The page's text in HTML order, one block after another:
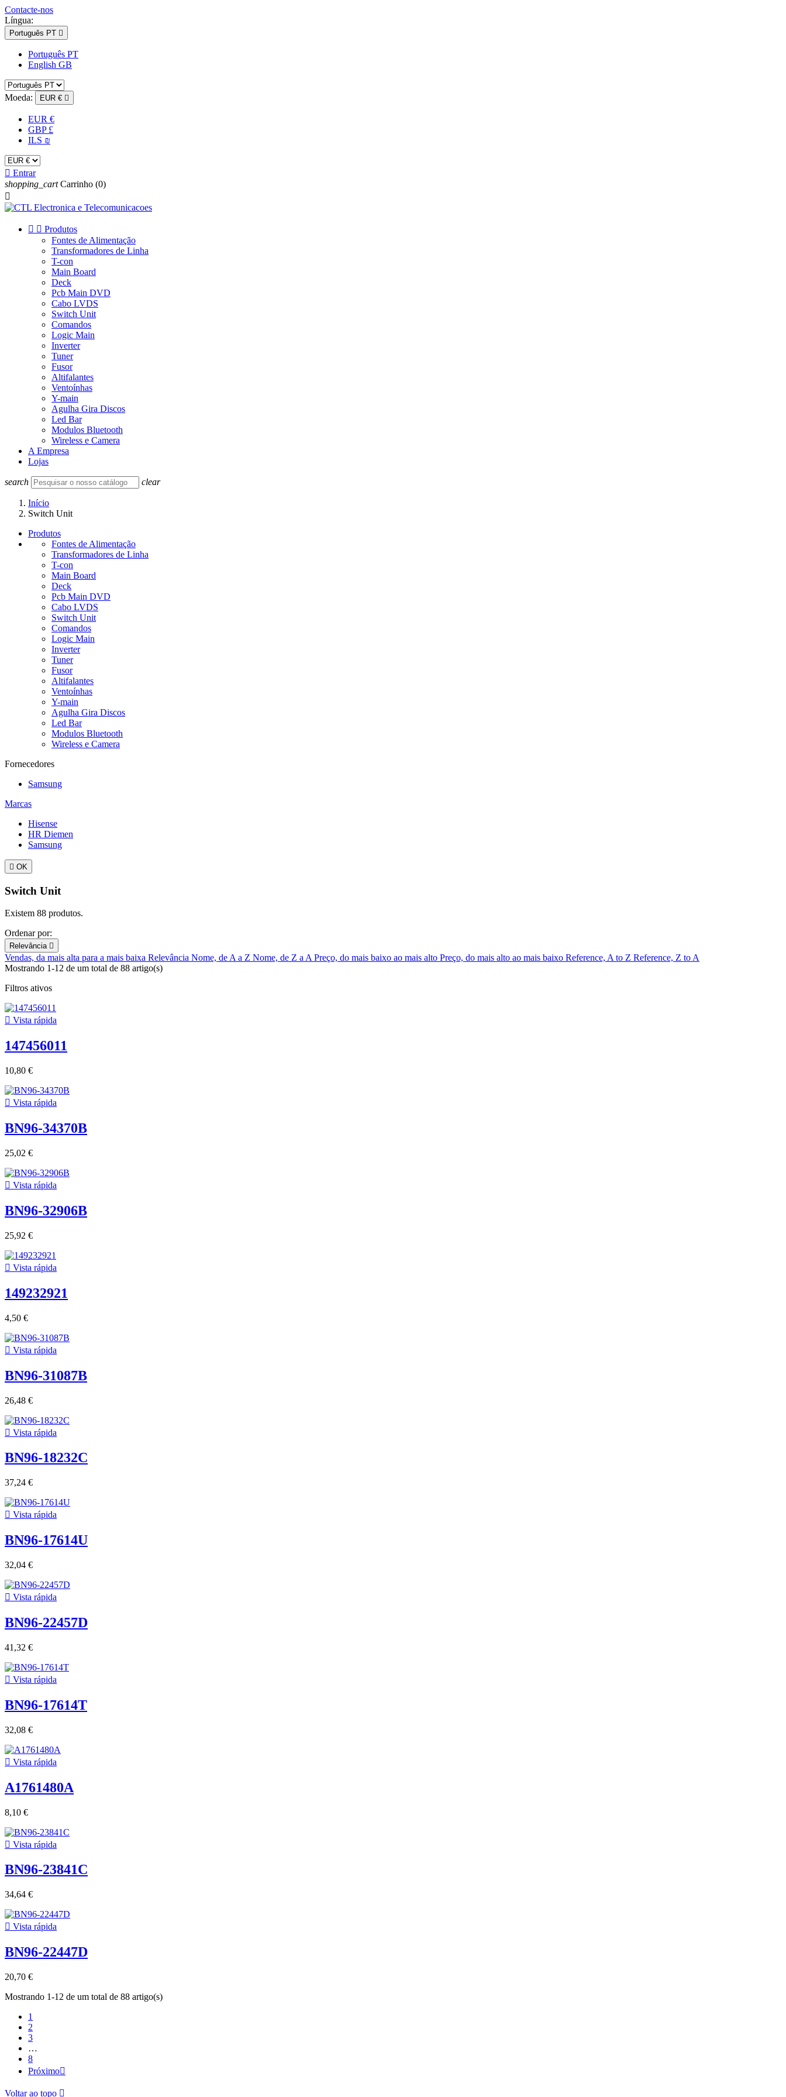
Contacte-nos
Língua:
Português PT 
Português PT
English GB
Moeda: EUR € 
EUR €
GBP £
ILS ₪
 Entrar
shopping_cart Carrinho (0)

  Produtos
Fontes de Alimentação
Transformadores de Linha
T-con
Main Board
Deck
Pcb Main DVD
Cabo LVDS
Switch Unit
Comandos
Logic Main
Inverter
Tuner
Fusor
Altifalantes
Ventoínhas
Y-main
Agulha Gira Discos
Led Bar
Modulos Bluetooth
Wireless e Camera
A Empresa
Lojas
search clear
Início
Switch Unit
Produtos
Fontes de Alimentação
Transformadores de Linha
T-con
Main Board
Deck
Pcb Main DVD
Cabo LVDS
Switch Unit
Comandos
Logic Main
Inverter
Tuner
Fusor
Altifalantes
Ventoínhas
Y-main
Agulha Gira Discos
Led Bar
Modulos Bluetooth
Wireless e Camera
Fornecedores
Samsung
Marcas
Hisense
HR Diemen
Samsung
 OK
Switch Unit
Existem 88 produtos.
Ordenar por:
Relevância 
Vendas, da mais alta para a mais baixa Relevância Nome, de A a Z Nome, de Z a APreço, do mais baixo ao mais alto Preço, do mais alto ao mais baixo Reference, A to Z Reference, Z to A
Mostrando 1-12 de um total de 88 artigo(s)
Filtros ativos
 Vista rápida
147456011
10,80 €
 Vista rápida
BN96-34370B
25,02 €
 Vista rápida
BN96-32906B
25,92 €
 Vista rápida
149232921
4,50 €
 Vista rápida
BN96-31087B
26,48 €
 Vista rápida
BN96-18232C
37,24 €
 Vista rápida
BN96-17614U
32,04 €
 Vista rápida
BN96-22457D
41,32 €
 Vista rápida
BN96-17614T
32,08 €
 Vista rápida
A1761480A
8,10 €
 Vista rápida
BN96-23841C
34,64 €
 Vista rápida
BN96-22447D
20,70 €
Mostrando 1-12 de um total de 88 artigo(s)
1
2
3
…
8
Próximo
Voltar ao topo 